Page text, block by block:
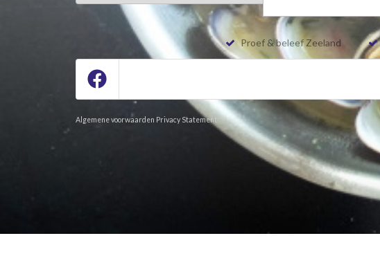
Proef & beleef Zeeland
Algemene voorwaarden Privacy Statement